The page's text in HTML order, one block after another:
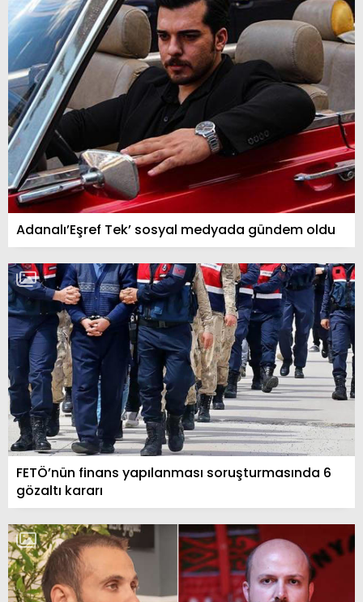
Adanalı’Eşref Tek’ sosyal medyada gündem oldu
FETÖ’nün finans yapılanması soruşturmasında 6
gözaltı kararı